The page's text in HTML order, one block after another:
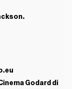
Godard di